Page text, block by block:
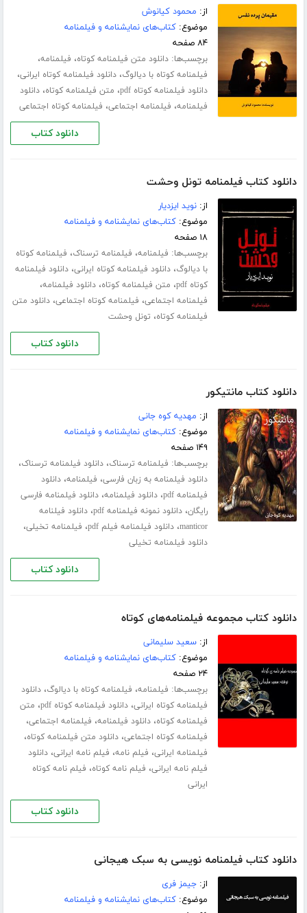
از: محمود کیانوش
موضوع:کتاب‌های نمایشنامه و فیلمنامه
۸۴ صفحه
برچسب‌ها:دانلود متن فیلمنامه کوتاه، فیلمنامه،
فیلمنامه کوتاه با دیالوگ،دانلود فیلمنامه کوتاه ایرانی،
دانلود فیلمنامه کوتاه pdf ، متن فیلمنامه کوتاه،دانلود
فیلمنامه، فیلمنامه اجتماعی، فیلمنامه کوتاه اجتماعی
دانلود کتاب
دانلود کتاب فیلمنامه تونل وحشت
از:نوید ایزدیار
موضوع:کتاب‌های نمایشنامه و فیلمنامه
۱۸ صفحه
برچسب‌ها: فیلمنامه، فیلمنامه ترسناک، فیلمنامه کوتاه
با دیالوگ،دانلود فیلمنامه کوتاه ایرانی،دانلود فیلمنامه
کوتاه pdf
، متن فیلمنامه کوتاه،دانلود فیلمنامه،
فیلمنامه اجتماعی، فیلمنامه کوتاه اجتماعی،دانلود متن
فیلمنامه کوتاه، تونل وحشت
دانلود کتاب
دانلود کتاب مانتیکور
از: مهدیه کوه جانی
موضوع:کتاب‌های نمایشنامه و فیلمنامه
۱۴۹ صفحه
برچسب‌ها: فیلمنامه ترسناک،دانلود فیلمنامه ترسناک،
دانلود فیلمنامه به زبان فارسی، فیلمنامه،دانلود
فیلمنامه pdf
،دانلود فیلمنامه،دانلود فیلمنامه فارسی
رایگان،دانلود نمونه فیلمنامه pdf ،دانلود فیلنامه
manticor،دانلود فیلمنامه فیلم pdf ، فیلمنامه تخیلی،
دانلود فیلمنامه تخیلی
دانلود کتاب
دانلود کتاب مجموعه فیلمنامه‌های کوتاه
از:سعید سلیمانی
موضوع:کتاب‌های نمایشنامه و فیلمنامه
۲۴ صفحه
برچسب‌ها: فیلمنامه، فیلمنامه کوتاه با دیالوگ،دانلود
فیلمنامه کوتاه ایرانی،دانلود فیلمنامه کوتاه pdf ، متن
فیلمنامه کوتاه،دانلود فیلمنامه، فیلمنامه اجتماعی،
فیلمنامه کوتاه اجتماعی،دانلود متن فیلمنامه کوتاه،
فیلمنامه ایرانی، فیلم نامه، فیلم نامه ایرانی،دانلود
فیلم نامه ایرانی، فیلم نامه کوتاه، فیلم نامه کوتاه
ایرانی
دانلود کتاب
دانلود کتاب فیلمنامه نویسی به سبک هیجانی
از:جیمز فری
موضوع:کتاب‌های نمایشنامه و فیلمنامه